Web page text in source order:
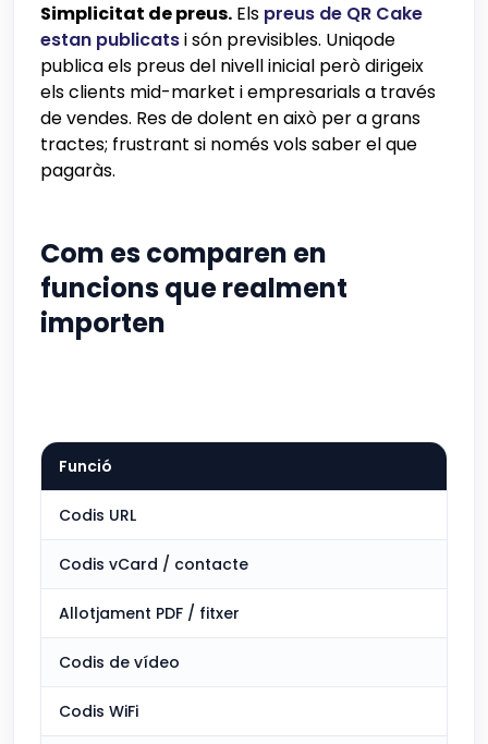
Simplicitat de preus. Els preus de QR Cake
estan publicatsi són previsibles. Uniqode
publica els preus del nivell inicial però dirigeix
els clients mid-market i empresarials a través
de vendes. Res de dolent en això per a grans
tractes; frustrant si només vols saber el que
pagaràs.
Com es comparen en
funcions que realment
importen
Funció
Codis URL
Codis vCard / contacte
Allotjament PDF / fitxer
Codis de vídeo
Codis WiFi